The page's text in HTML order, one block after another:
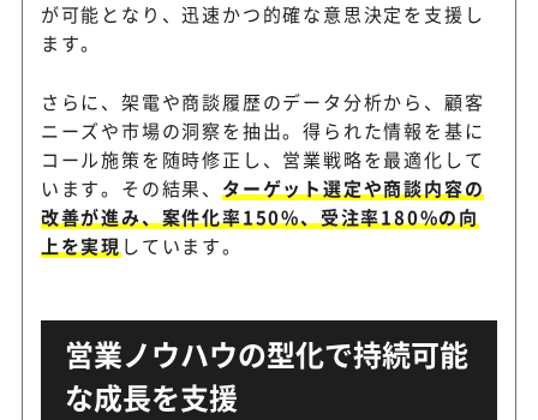
パーソルビジネスプロ
セスデザイン
営業BPOと業務プロセス設計
リーグル
BtoBマーケティングとイン
ルスをつなぐ営業支援
が可能となり、迅速かつ的確な意思決定を支援し
ます。
さらに、架電や商談履歴のデータ分析から、顧客
ニーズや市場の洞察を抽出。得られた情報を基に
コール施策を随時修正し、営業戦略を最適化して
います。その結果、ターゲット選定や商談内容の
改善が進み、案件化率150%、受注率180%の向
上を実現しています。
営業ノウハウの型化で持続可能
な成長を支援